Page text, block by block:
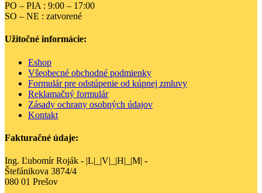
PO – PIA : 9:00 – 17:00
SO – NE : zatvorené
Užitočné informácie:
Eshop
Všeobecné obchodné podmienky
Formulár pre odstúpenie od kúpnej zmluvy
Reklamačný formulár
Zásady ochrany osobných údajov
Kontakt
Fakturačné údaje:
Ing. Ľubomír Roják - |L|_|V|_|H|_|M| -
Štefánikova 3874/4
080 01 Prešov